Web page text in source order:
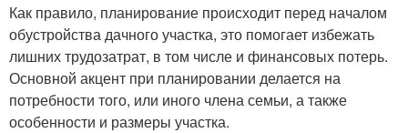
Как правило, планирование происходит перед началом
обустройства дачного участка, это помогает избежать
лишних трудозатрат, в том числе и финансовых потерь.
Основной акцент при планировании делается на
потребности того, или иного члена семьи, а также
особенности и размеры участка.